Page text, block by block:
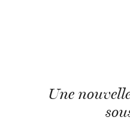
Une